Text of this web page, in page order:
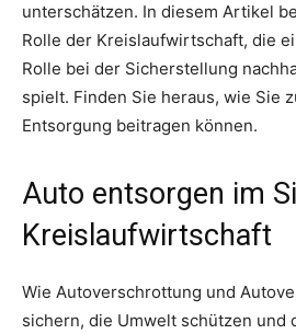
unterschätzen. In diesem Artikel
Rolle der Kreislaufwirtschaft, die
Rolle bei der Sicherstellung
spielt. Finden Sie heraus, wie Sie
Entsorgung beitragen können.
Auto entsorgen im
Kreislaufwirtschaft
Wie Autoverschrottung und
sichern, die Umwelt schützen und